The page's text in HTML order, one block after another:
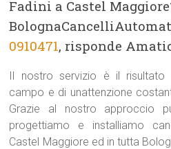
Fadini a Castel
0910471, risponde
Il nostro servizio è il risultato
campo e di unattenzione
Grazie al nostro approccio
progettiamo e installiamo
Castel Maggiore ed in tutta